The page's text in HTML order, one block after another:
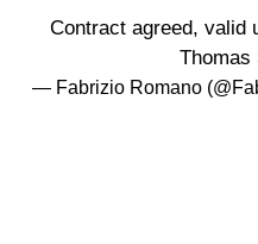
Contract agreed, valid
Thomas
— Fabrizio Romano